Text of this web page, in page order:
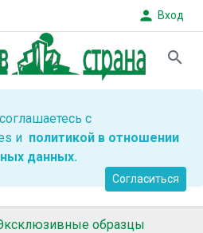
person Вход
search
с
и политикой в отношении
данных.
Согласиться
образцы